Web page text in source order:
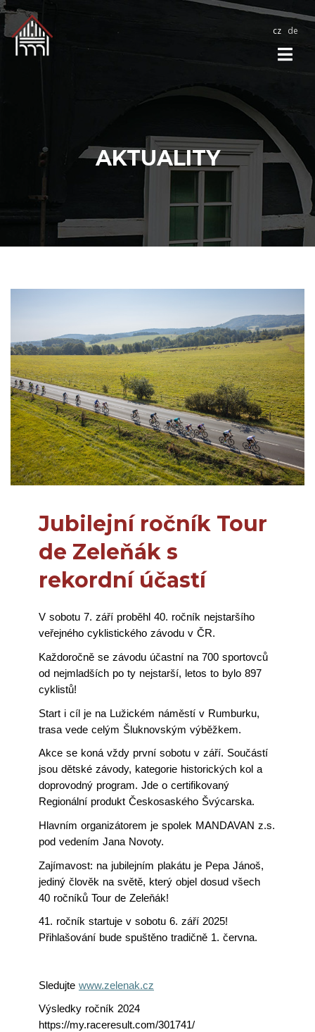
cz de
AKTUALITY
Jubilejní ročník Tour
de Zeleňák s
rekordní účastí
V sobotu 7. září proběhl 40. ročník nejstaršího
veřejného cyklistického závodu v ČR.
Každoročně se závodu účastní na 700 sportovců
od nejmladších po ty nejstarší, letos to bylo 897
cyklistů!
Start i cíl je na Lužickém náměstí v Rumburku,
trasa vede celým Šluknovským výběžkem.
Akce se koná vždy první sobotu v září. Součástí
jsou dětské závody, kategorie historických kol a
doprovodný program. Jde o certifikovaný
Regionální produkt Českosaského Švýcarska.
Hlavním organizátorem je spolek MANDAVAN z.s.
pod vedením Jana Novoty.
Zajímavost: na jubilejním plakátu je Pepa Jánoš,
jediný člověk na světě, který objel dosud všech
40 ročníků Tour de Zeleňák!
41. ročník startuje v sobotu 6. září 2025!
Přihlašování bude spuštěno tradičně 1. června.
Sledujte www.zelenak.cz
Výsledky ročník 2024
https://my.raceresult.com/301741/